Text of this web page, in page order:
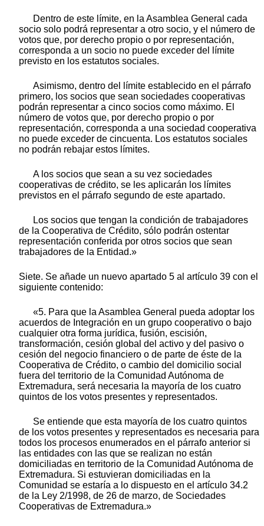
Dentro de este límite, en la Asamblea General cada
socio solo podrá representar a otro socio, y el número de
votos que, por derecho propio o por representación,
corresponda a un socio no puede exceder del límite
previsto en los estatutos sociales.
Asimismo, dentro del límite establecido en el párrafo
primero, los socios que sean sociedades cooperativas
podrán representar a cinco socios como máximo. El
número de votos que, por derecho propio o por
representación, corresponda a una sociedad cooperativa
no puede exceder de cincuenta. Los estatutos sociales
no podrán rebajar estos límites.
A los socios que sean a su vez sociedades
cooperativas de crédito, se les aplicarán los límites
previstos en el párrafo segundo de este apartado.
Los socios que tengan la condición de trabajadores
de la Cooperativa de Crédito, sólo podrán ostentar
representación conferida por otros socios que sean
trabajadores de la Entidad.»
Siete. Se añade un nuevo apartado 5 al artículo 39 con el
siguiente contenido:
«5. Para que la Asamblea General pueda adoptar los
acuerdos de Integración en un grupo cooperativo o bajo
cualquier otra forma jurídica, fusión, escisión,
transformación, cesión global del activo y del pasivo o
cesión del negocio financiero o de parte de éste de la
Cooperativa de Crédito, o cambio del domicilio social
fuera del territorio de la Comunidad Autónoma de
Extremadura, será necesaria la mayoría de los cuatro
quintos de los votos presentes y representados.
Se entiende que esta mayoría de los cuatro quintos
de los votos presentes y representados es necesaria para
todos los procesos enumerados en el párrafo anterior si
las entidades con las que se realizan no están
domiciliadas en territorio de la Comunidad Autónoma de
Extremadura. Si estuvieran domiciliadas en la
Comunidad se estaría a lo dispuesto en el artículo 34.2
de la Ley 2/1998, de 26 de marzo, de Sociedades
Cooperativas de Extremadura.»